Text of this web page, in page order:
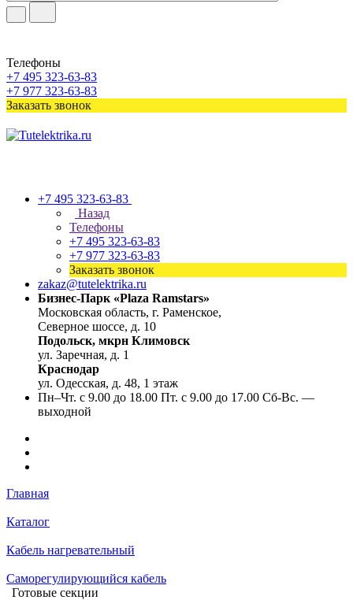
Телефоны
+7 495 323-63-83
+7 977 323-63-83
Заказать звонок
+7 495 323-63-83
Назад
Телефоны
+7 495 323-63-83
+7 977 323-63-83
Заказать звонок
zakaz@tutelektrika.ru
Бизнес-Парк «Plaza Ramstars»
Московская область, г. Раменское,
Северное шоссе, д. 10
Подольск, мкрн Климовск
ул. Заречная, д. 1
Краснодар
ул. Одесская, д. 48, 1 этаж
Пн–Чт. с 9.00 до 18.00 Пт. с 9.00 до 17.00 Сб-Вс. —
выходной
Главная
Каталог
Кабель нагревательный
Саморегулирующийся кабель
Готовые секции